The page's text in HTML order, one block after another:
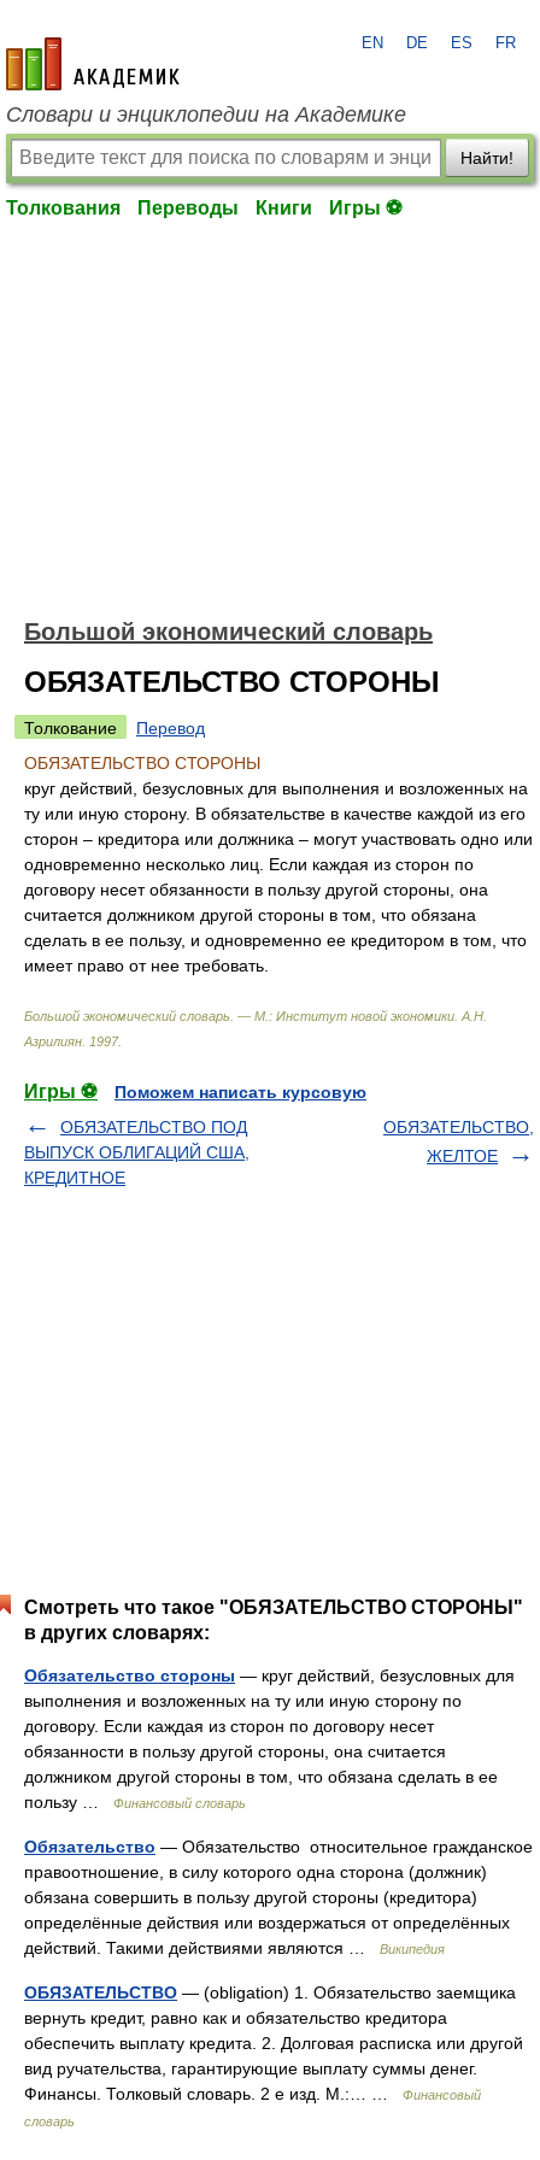
academic.ru
EN DE ES FR
Словари и энциклопедии на Академике
Найти!
Толкования Переводы Книги Игры ⚽
Большой экономический словарь
ОБЯЗАТЕЛЬСТВО СТОРОНЫ
Толкование
Перевод
ОБЯЗАТЕЛЬСТВО СТОРОНЫ
круг действий, безусловных для выполнения и возложенных на
ту или иную сторону. В обязательстве в качестве каждой из его
сторон – кредитора или должника – могут участвовать одно или
одновременно несколько лиц. Если каждая из сторон по
договору несет обязанности в пользу другой стороны, она
считается должником другой стороны в том, что обязана
сделать в ее пользу, и одновременно ее кредитором в том, что
имеет право от нее требовать.
Большой экономический словарь. — М.: Институт новой экономики А.Н.
Азрилиян 1997.
Игры ⚽
Поможем написать курсовую
ОБЯЗАТЕЛЬСТВО ПОД
ВЫПУСК ОБЛИГАЦИЙ США,
КРЕДИТНОЕ
ОБЯЗАТЕЛЬСТВО,
ЖЕЛТОЕ
Смотреть что такое "ОБЯЗАТЕЛЬСТВО СТОРОНЫ"
в других словарях:
Обязательство стороны — круг действий, безусловных для
выполнения и возложенных на ту или иную сторону по
договору. Если каждая из сторон по договору несет
обязанности в пользу другой стороны, она считается
должником другой стороны в том, что обязана сделать в ее
пользу …
Финансовый словарь
Обязательство — Обязательство относительное гражданское
правоотношение, в силу которого одна сторона (должник)
обязана совершить в пользу другой стороны (кредитора)
определённые действия или воздержаться от определённых
действий. Такими действиями являются …
Википедия
ОБЯЗАТЕЛЬСТВО — (obligation) 1. Обязательство заемщика
вернуть кредит, равно как и обязательство кредитора
обеспечить выплату кредита. 2. Долговая расписка или другой
вид ручательства, гарантирующие выплату суммы денег.
Финансы. Толковый словарь. 2 е изд. М.:… …
Финансовый
словарь